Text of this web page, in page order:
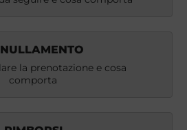
la prenotazione e cosa
comporta